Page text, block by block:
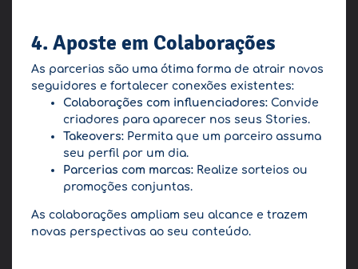
4. Aposte em Colaborações
As parcerias são uma ótima forma de atrair novos
seguidores e fortalecer conexões existentes:
Colaborações com influenciadores: Convide
criadores para aparecer nos seus Stories.
Takeovers: Permita que um parceiro assuma
seu perfil por um dia.
Parcerias com marcas: Realize sorteios ou
promoções conjuntas.
As colaborações ampliam seu alcance e trazem
novas perspectivas ao seu conteúdo.